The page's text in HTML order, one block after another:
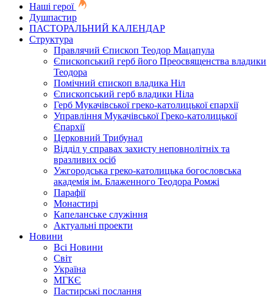
Наші герої
Душпастир
ПАСТОРАЛЬНИЙ КАЛЕНДАР
Структура
Правлячий Єпископ Теодор Мацапула
Єпископський герб його Преосвященства владики
Теодора
Помічний єпископ владика Ніл
Єпископський герб владики Ніла
Герб Мукачівської греко-католицької єпархії
Управління Мукачівської Греко-католицької
Єпархії
Церковний Трибунал
Відділ у справах захисту неповнолітніх та
вразливих осіб
Ужгородська греко-католицька богословська
академія ім. Блаженного Теодора Ромжі
Парафії
Монастирі
Капеланське служіння
Актуальні проекти
Новини
Всі Новини
Світ
Україна
МГКЄ
Пастирські послання